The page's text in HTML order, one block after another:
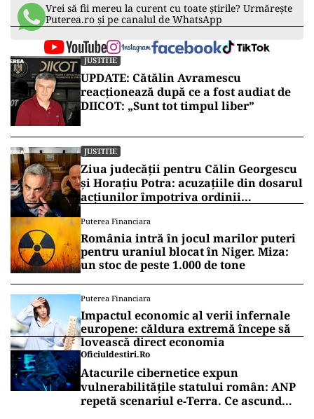
Vrei să fii mereu la curent cu toate știrile? Urmărește
Puterea.ro și pe canalul de WhatsApp
JUSTITIE
UPDATE: Cătălin Avramescu
reacționează după ce a fost audiat de
DIICOT: „Sunt tot timpul liber”
JUSTITIE
Ziua judecății pentru Călin Georgescu
și Horațiu Potra: acuzațiile din dosarul
acțiunilor împotriva ordinii
de la Înalta Curte
Puterea Financiara
România intră în jocul marilor puteri
pentru uraniul blocat în Niger. Miza:
un stoc de peste 1.000 de tone
Puterea Financiara
Impactul economic al verii infernale
europene: căldura extremă începe să
lovească direct economia
Oficiuldestiri.ro
Atacurile cibernetice expun
vulnerabilitățile statului român: ANP
repetă scenariul e‑Terra. Ce ascund